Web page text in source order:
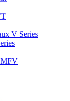
V Series
MFV